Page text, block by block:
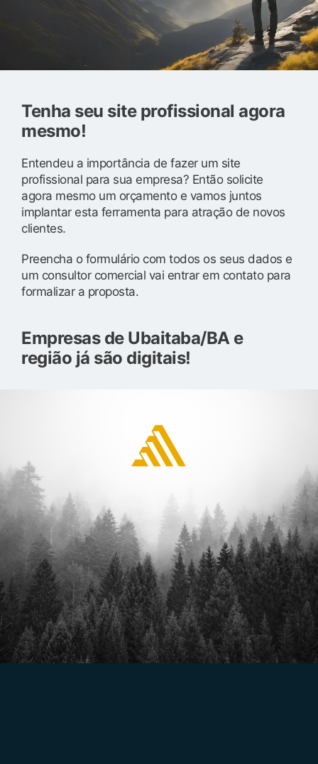
Tenha seu site profissional agora
mesmo!
Entendeu a importância de fazer um site
profissional para sua empresa? Então solicite
agora mesmo um orçamento e vamos juntos
implantar esta ferramenta para atração de novos
clientes.
Preencha o formulário com todos os seus dados e
um consultor comercial vai entrar em contato para
formalizar a proposta.
Empresas de Ubaitaba/BA e
região já são digitais!